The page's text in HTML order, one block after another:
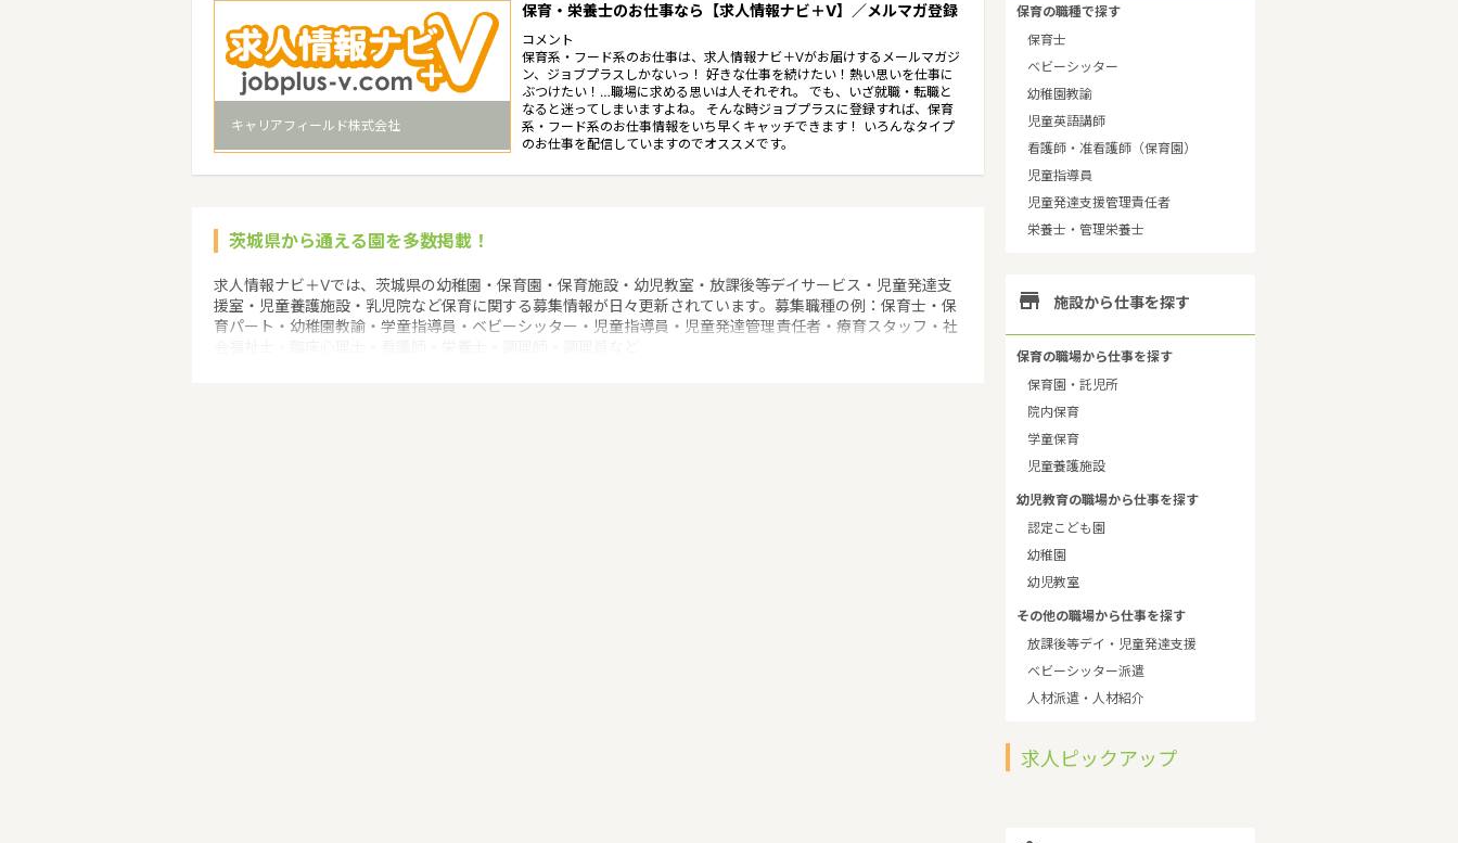
キャリアフィールド株式会社
保育・栄養士のお仕事なら【求人情報ナビ＋V】／メルマガ登録
コメント
保育系・フード系のお仕事は、求人情報ナビ＋Vがお届けするメールマガジ
ン、ジョブプラスしかないっ！ 好きな仕事を続けたい！熱い思いを仕事に
ぶつけたい！…職場に求める思いは人それぞれ。 でも、いざ就職・転職と
なると迷ってしまいますよね。 そんな時ジョブプラスに登録すれば、保育
系・フード系のお仕事情報をいち早くキャッチできます！ いろんなタイプ
のお仕事を配信していますのでオススメです。
茨城県から通える園を多数掲載！
求人情報ナビ＋Vでは、茨城県の幼稚園・保育園・保育施設・幼児教室・放課後等デイサービス・児童発達支
援室・児童養護施設・乳児院など保育に関する募集情報が日々更新されています。募集職種の例：保育士・保
育パート・幼稚園教諭・学童指導員・ベビーシッター・児童指導員・児童発達管理責任者・療育スタッフ・社
保育の職種で探す
保育士
ベビーシッター
幼稚園教諭
児童英語講師
看護師・准看護師（保育園）
児童指導員
児童発達支援管理責任者
栄養士・管理栄養士
 施設から仕事を探す
保育の職場から仕事を探す
保育園・託児所
院内保育
学童保育
児童養護施設
幼児教育の職場から仕事を探す
認定こども園
幼稚園
幼児教室
その他の職場から仕事を探す
放課後等デイ・児童発達支援
ベビーシッター派遣
人材派遣・人材紹介
求人ピックアップ